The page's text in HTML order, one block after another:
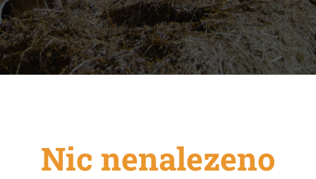
Nic nenalezeno